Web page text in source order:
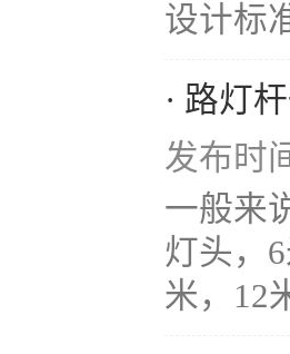
设计标
· 路灯
发布时
一般来
灯头，
米，12